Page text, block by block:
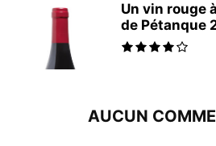
Un vin rouge
de Pétanque
AUCUN